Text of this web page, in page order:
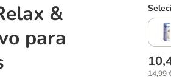
&
para
14,99